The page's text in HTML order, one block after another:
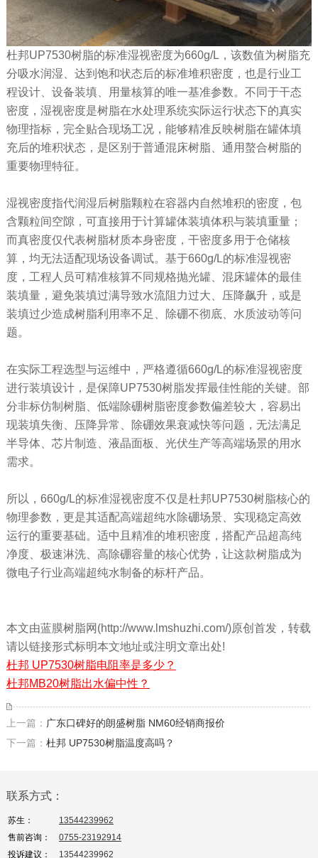
杜邦UP7530树脂的标准湿视密度为660g/L，该数值为树脂充
分吸水润湿、达到饱和状态后的标准堆积密度，也是行业工
程设计、设备装填、用量核算的唯一基准参数。不同于干态
密度，湿视密度是树脂在水处理系统实际运行状态下的真实
物理指标，完全贴合现场工况，能够精准反映树脂在罐体填
充后的堆积状态，是区别于普通混床树脂、通用螯合树脂的
重要物理特征。
湿视密度指代润湿后树脂颗粒在容器内自然堆积的密度，包
含颗粒间空隙，可直接用于计算罐体装填体积与装填重量；
而真密度仅代表树脂材质本身密度，干密度多用于仓储核
算，均无法适配现场设备调试。基于660g/L的标准湿视密
度，工程人员可精准核算不同规格抛光罐、混床罐体的最佳
装填量，避免装填过满导致水流阻力过大、压降飙升，或是
装填过少造成树脂利用率不足、除硼不彻底、水质波动等问
题。
在实际工程选型与运维中，严格遵循660g/L的标准湿视密度
进行装填设计，是保障UP7530树脂发挥最佳性能的关键。部
分非标仿制树脂、低端除硼树脂密度参数偏差较大，容易出
现装填失衡、压降异常、除硼效果衰减快等问题，无法满足
半导体、芯片制造、液晶面板、光伏生产等高端场景的用水
需求。
所以，660g/L的标准湿视密度不仅是杜邦UP7530树脂核心的
物理参数，更是其适配高端超纯水除硼场景、实现稳定高效
运行的重要基础。适中且精准的堆积密度，搭配产品超高纯
净度、极速淋洗、高除硼容量的核心优势，让这款树脂成为
微电子行业高端超纯水制备的标杆产品。
本文由蓝膜树脂网(http://www.lmshuzhi.com/)原创首发，转载
请以链接形式标明本文地址或注明文章出处!
杜邦 UP7530树脂电阻率是多少？
杜邦MB20树脂出水偏中性？
上一篇： 广东口碑好的朗盛树脂 NM60经销商报价
下一篇： 杜邦 UP7530树脂温度高吗？
联系方式：
苏生：
13544239962
售前咨询：
0755-23192914
投诉建议：
13544239962